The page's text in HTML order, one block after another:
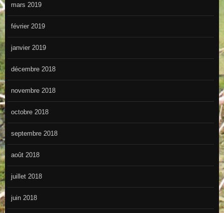
mars 2019
février 2019
janvier 2019
décembre 2018
novembre 2018
octobre 2018
septembre 2018
août 2018
juillet 2018
juin 2018